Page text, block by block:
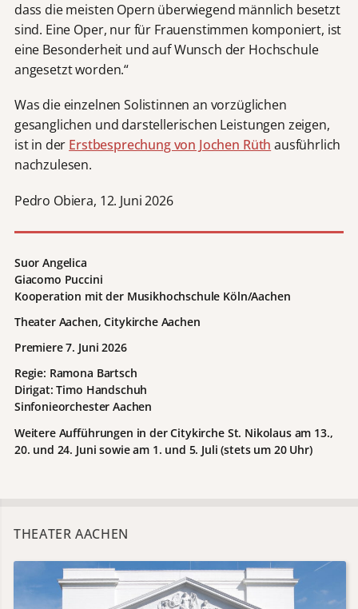
dass die meisten Opern überwiegend männlich besetzt
sind. Eine Oper, nur für Frauenstimmen komponiert, ist
eine Besonderheit und auf Wunsch der Hochschule
angesetzt worden.“
Was die einzelnen Solistinnen an vorzüglichen
gesanglichen und darstellerischen Leistungen zeigen,
ist in der Erstbesprechung von Jochen Rüth ausführlich
nachzulesen.
Pedro Obiera, 12. Juni 2026
Suor Angelica
Giacomo Puccini
Kooperation mit der Musikhochschule Köln/Aachen
Theater Aachen, Citykirche Aachen
Premiere 7. Juni 2026
Regie: Ramona Bartsch
Dirigat: Timo Handschuh
Sinfonieorchester Aachen
Weitere Aufführungen in der Citykirche St. Nikolaus am 13.,
20. und 24. Juni sowie am 1. und 5. Juli (stets um 20 Uhr)
THEATER AACHEN